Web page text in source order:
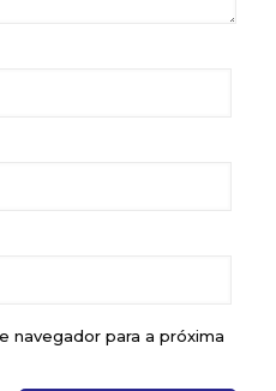
navegador para a próxima